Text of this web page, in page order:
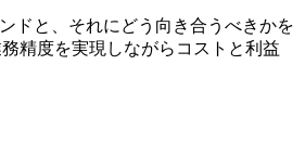
ドと、それにどう向き合うべきかを
精度を実現しながらコストと利益